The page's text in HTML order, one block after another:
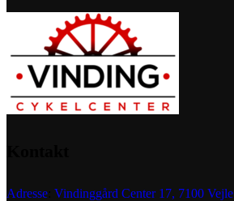
Adresse Vindinggård Center 17, 7100 Vejle